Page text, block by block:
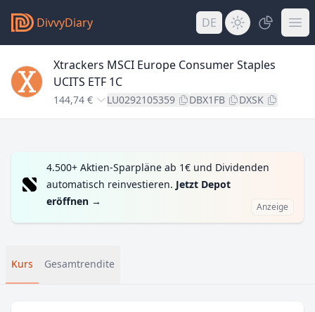
DivvyDiary DE
Xtrackers MSCI Europe Consumer Staples
UCITS ETF 1C
144,74 € LU0292105359 DBX1FB DXSK
4.500+ Aktien-Sparpläne ab 1€ und Dividenden
automatisch reinvestieren. Jetzt Depot
eröffnen → Anzeige
Kurs Gesamtrendite